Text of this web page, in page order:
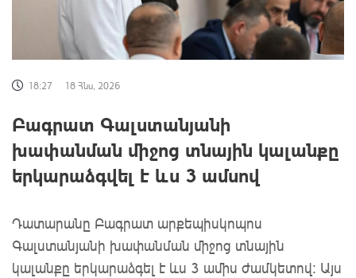
18:27 18 Հնս, 2026
Բագրատ Գալստանյանի
խափանման միջոց տնային կալանքը
երկարաձգվել է ևս 3 ամսով
Դատարանը Բագրատ արքեպիսկոպոս
Գալստանյանի խափանման միջոց տնային
կալանքը երկարաձգել է ևս 3 ամիս ժամկետով: Այս